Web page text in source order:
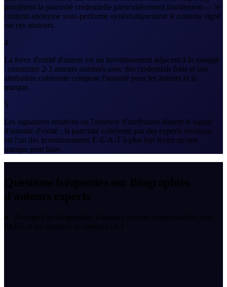
pondèrent la paternité crédentielle particulièrement lourdement — le
contenu anonyme sous-performe systématiquement le contenu signé
sur ces moteurs.
4
La force d'entité d'auteur est un investissement adjacent à la marque
: construire 2-3 auteurs nommés avec des credentials forts et une
attribution cohérente compose l'autorité pour les auteurs et la
marque.
5
Les signatures rotatives ou l'absence d'attribution diluent le signal
d'autorité d'entité ; la paternité cohérente par des experts reconnus
est l'un des investissements E-E-A-T à plus fort levier qu'une
marque peut faire.